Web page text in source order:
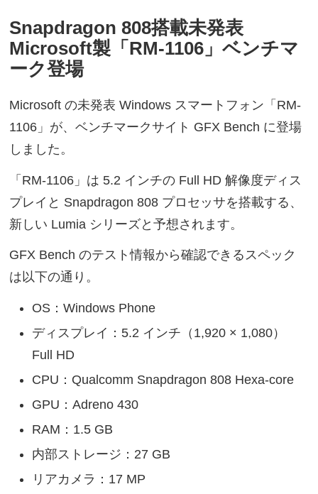
Snapdragon 808搭載未発表
Microsoft製「RM-1106」ベンチマ
ーク登場
Microsoft の未発表 Windows スマートフォン「RM-
1106」が、ベンチマークサイト GFX Bench に登場
しました。
「RM-1106」は 5.2 インチの Full HD 解像度ディス
プレイと Snapdragon 808 プロセッサを搭載する、
新しい Lumia シリーズと予想されます。
GFX Bench のテスト情報から確認できるスペック
は以下の通り。
OS：Windows Phone
ディスプレイ：5.2 インチ（1,920 × 1,080）
Full HD
CPU：Qualcomm Snapdragon 808 Hexa-core
GPU：Adreno 430
RAM：1.5 GB
内部ストレージ：27 GB
リアカメラ：17 MP